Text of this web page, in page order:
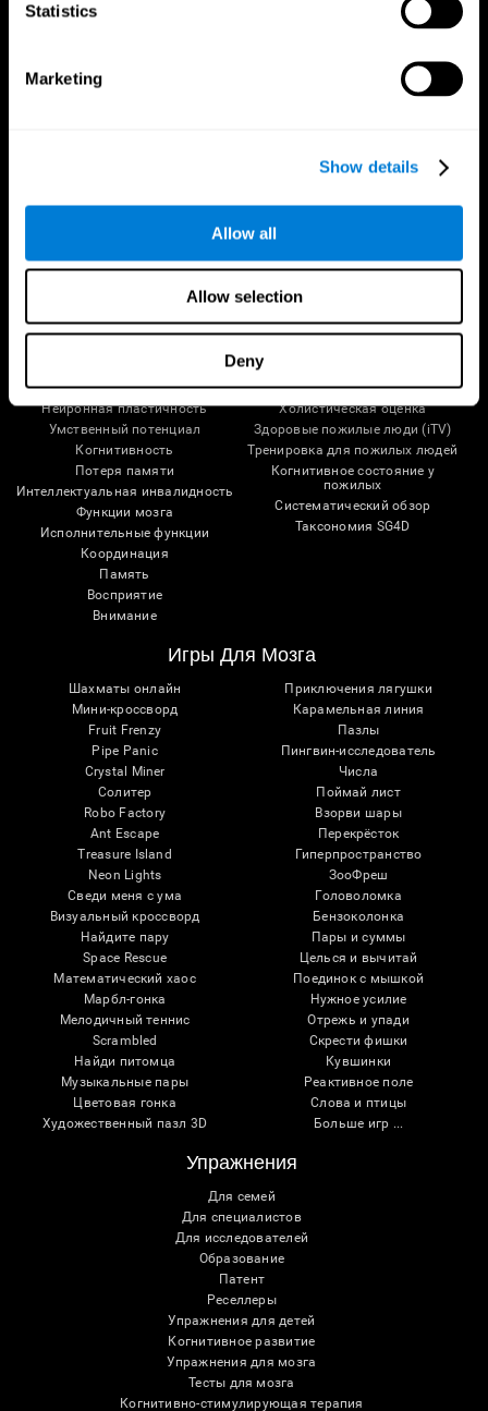
Statistics
Marketing
Show details
Allow all
Allow selection
Deny
Мозговедение
Человеческий мозг
Нейроны
Нейронная пластичность
Умственный потенциал
Когнитивность
Потеря памяти
Интеллектуальная инвалидность
Функции мозга
Исполнительные функции
Координация
Память
Восприятие
Внимание
Исследования
Валидация цифровой терапии
Лётчики
Холистическая оценка
Здоровые пожилые люди (iTV)
Тренировка для пожилых людей
Когнитивное состояние у
пожилых
Систематический обзор
Таксономия SG4D
Игры Для Мозга
Шахматы онлайн
Мини-кроссворд
Fruit Frenzy
Pipe Panic
Crystal Miner
Солитер
Robo Factory
Ant Escape
Treasure Island
Neon Lights
Сведи меня с ума
Визуальный кроссворд
Найдите пару
Space Rescue
Математический хаос
Марбл-гонка
Мелодичный теннис
Scrambled
Найди питомца
Музыкальные пары
Цветовая гонка
Художественный пазл 3D
Приключения лягушки
Карамельная линия
Пазлы
Пингвин-исследователь
Числа
Поймай лист
Взорви шары
Перекрёсток
Гиперпространство
ЗооФреш
Головоломка
Бензоколонка
Пары и суммы
Целься и вычитай
Поединок с мышкой
Нужное усилие
Отрежь и упади
Скрести фишки
Кувшинки
Реактивное поле
Слова и птицы
Больше игр ...
Упражнения
Для семей
Для специалистов
Для исследователей
Образование
Патент
Реселлеры
Упражнения для детей
Когнитивное развитие
Упражнения для мозга
Тесты для мозга
Когнитивно-стимулирующая терапия